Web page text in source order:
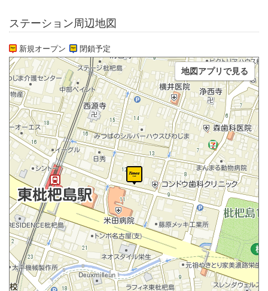
ステーション周辺地図
新規オープン 閉鎖予定
地図アプリで見る